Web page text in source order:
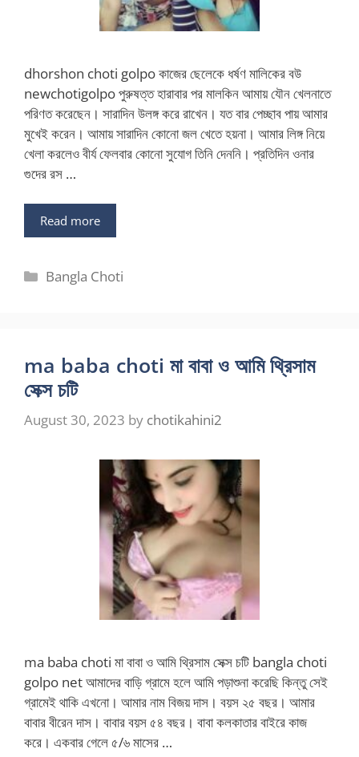
dhorshon choti golpo কাজের ছেলেকে ধর্ষণ মালিকের বউ
newchotigolpo পুরুষত্ত হারাবার পর মালকিন আমায় যৌন খেলনাতে
পরিণত করেছেন। সারাদিন উলঙ্গ করে রাখেন। যত বার পেচ্ছাব পায় আমার
মুখেই করেন। আমায় সারাদিন কোনো জল খেতে হয়না। আমার লিঙ্গ নিয়ে
খেলা করলেও বীর্য ফেলবার কোনো সুযোগ তিনি দেননি। প্রতিদিন ওনার
গুদের রস …
Read more
Categories
Bangla Choti
ma baba choti মা বাবা ও আমি থ্রিসাম
সেক্স চটি
August 30, 2023 by chotikahini2
ma baba choti মা বাবা ও আমি থ্রিসাম সেক্স চটি bangla choti
golpo net আমাদের বাড়ি গ্রামে হলে আমি পড়াশুনা করেছি কিন্তু সেই
গ্রামেই থাকি এখনো। আমার নাম বিজয় দাস। বয়স ২৫ বছর। আমার
বাবার বীরেন দাস। বাবার বয়স ৫৪ বছর। বাবা কলকাতার বাইরে কাজ
করে। একবার গেলে ৫/৬ মাসের …